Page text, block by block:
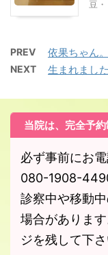
豆
PREV 依果ちゃん。
NEXT 生まれました
当院は、完全予約
必ず事前にお
080-1908-
診察中や移動
場合がありま
ジを残して下